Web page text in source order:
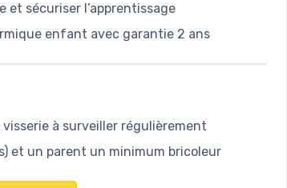
et sécuriser l’apprentissage
enfant avec garantie 2 ans
à surveiller régulièrement
et un parent un minimum bricoleur